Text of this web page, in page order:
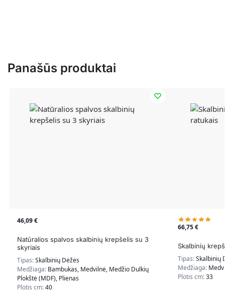
Panašūs produktai
46,09€
Natūralios spalvos skalbinių krepšelis su 3
skyriais
Tipas:Skalbinių Dėžės
Medžiaga: Bambukas, Medvilnė, Medžio Dulkių
Plokštė (MDF), Plienas
Plotis cm:40
66,75€
Skalbinių
Tipas:Skalbinių
Medžiaga:
Plotis cm:33